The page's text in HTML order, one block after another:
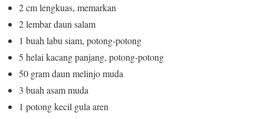
2 cm lengkuas, memarkan
2 lembar daun salam
1 buah labu siam, potong-potong
5 helai kacang panjang, potong-potong
50 gram daun melinjo muda
3 buah asam muda
1 potong kecil gula aren